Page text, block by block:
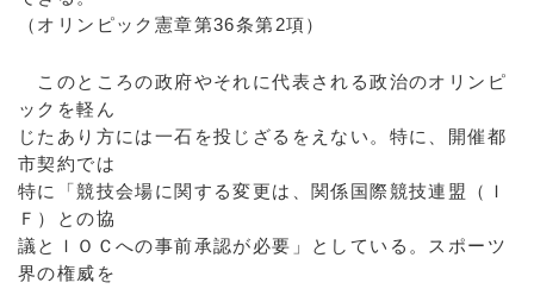
（オリンピック憲章第36条第2項）
このところの政府やそれに代表される政治のオリンピ
ックを軽ん
じたあり方には一石を投じざるをえない。特に、開催都
市契約では
特に「競技会場に関する変更は、関係国際競技連盟（Ｉ
Ｆ）との協
議とＩＯＣへの事前承認が必要」としている。スポーツ
界の権威を